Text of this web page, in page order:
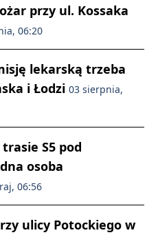
przy ul. Kossaka
06:20
lekarską trzeba
i Łodzi 03 sierpnia,
S5 pod
osoba
06:56
ulicy Potockiego w